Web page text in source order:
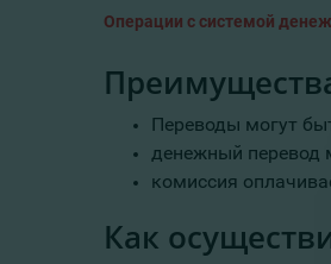
Операции с системой
Переводы могут
денежный перевод
комиссия
Как